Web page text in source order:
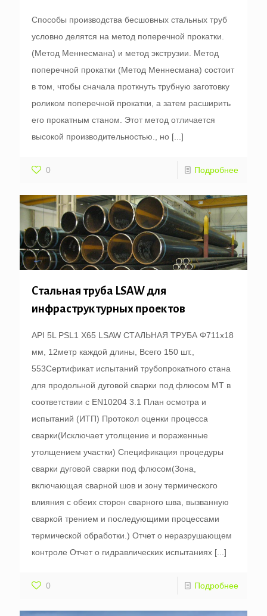
Способы производства бесшовных стальных труб
условно делятся на метод поперечной прокатки.
(Метод Меннесмана) и метод экструзии. Метод
поперечной прокатки (Метод Меннесмана) состоит
в том, чтобы сначала проткнуть трубную заготовку
роликом поперечной прокатки, а затем расширить
его прокатным станом. Этот метод отличается
высокой производительностью., но [...]
0 Подробнее
Стальная труба LSAW для
инфраструктурных проектов
API 5L PSL1 X65 LSAW СТАЛЬНАЯ ТРУБА Φ711x18
мм, 12метр каждой длины, Всего 150 шт.,
553Сертификат испытаний трубопрокатного стана
для продольной дуговой сварки под флюсом MT в
соответствии с EN10204 3.1 План осмотра и
испытаний (ИТП) Протокол оценки процесса
сварки(Исключает утолщение и пораженные
утолщением участки) Спецификация процедуры
сварки дуговой сварки под флюсом(Зона,
включающая сварной шов и зону термического
влияния с обеих сторон сварного шва, вызванную
сваркой трением и последующими процессами
термической обработки.) Отчет о неразрушающем
контроле Отчет о гидравлических испытаниях [...]
0 Подробнее